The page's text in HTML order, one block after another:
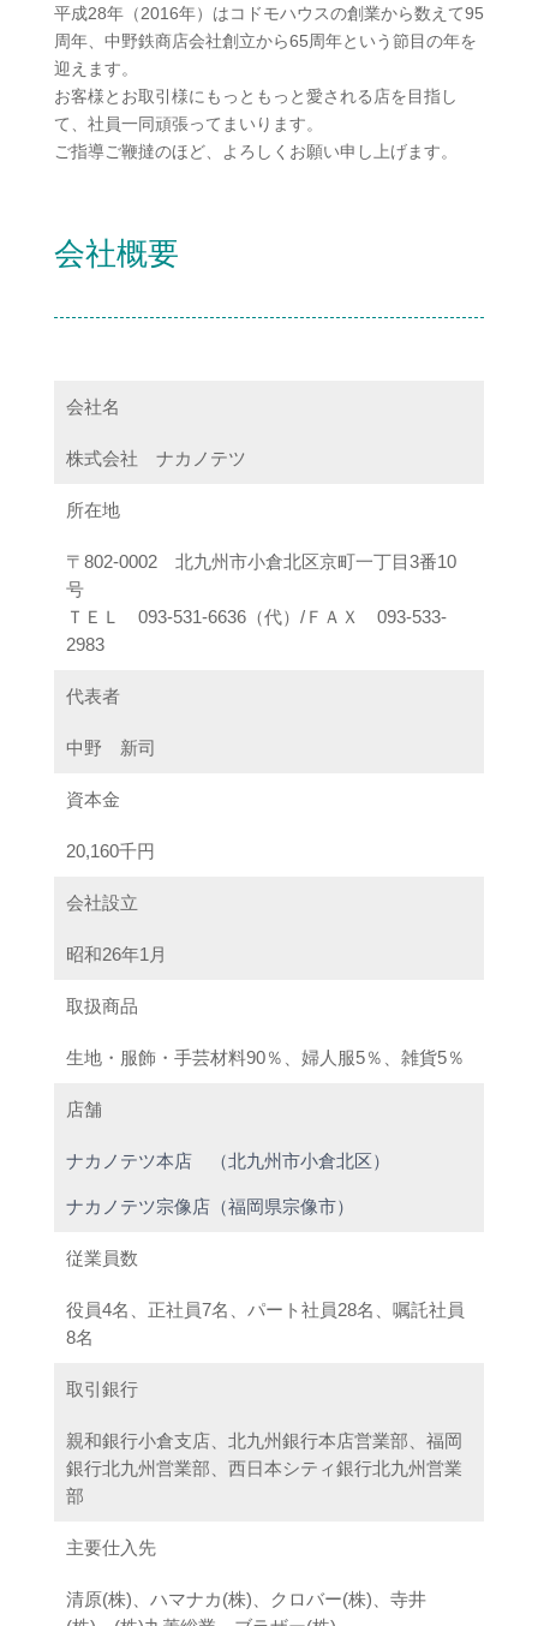
平成28年（2016年）はコドモハウスの創業から数えて95
周年、中野鉄商店会社創立から65周年という節目の年を
迎えます。
お客様とお取引様にもっともっと愛される店を目指し
て、社員一同頑張ってまいります。
ご指導ご鞭撻のほど、よろしくお願い申し上げます。
会社概要
会社名
株式会社 ナカノテツ
所在地
〒802-0002 北九州市小倉北区京町一丁目3番10
号
ＴＥＬ 093-531-6636（代）/ＦＡＸ 093-533-
2983
代表者
中野 新司
資本金
20,160千円
会社設立
昭和26年1月
取扱商品
生地・服飾・手芸材料90％、婦人服5％、雑貨5％
店舗
ナカノテツ本店 （北九州市小倉北区）
ナカノテツ宗像店（福岡県宗像市）
従業員数
役員4名、正社員7名、パート社員28名、嘱託社員
8名
取引銀行
親和銀行小倉支店、北九州銀行本店営業部、福岡
銀行北九州営業部、西日本シティ銀行北九州営業
部
主要仕入先
清原(株)、ハマナカ(株)、クロバー(株)、寺井